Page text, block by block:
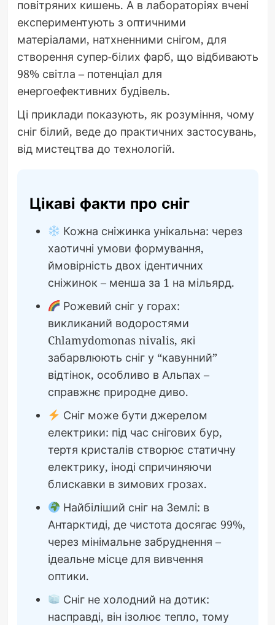
повітряних кишень. А в лабораторіях вчені
експериментують з оптичними
матеріалами, натхненними снігом, для
створення супер-білих фарб, що відбивають
98% світла – потенціал для
енергоефективних будівель.
Ці приклади показують, як розуміння, чому
сніг білий, веде до практичних застосувань,
від мистецтва до технологій.
Цікаві факти про сніг
Кожна сніжинка унікальна: через
хаотичні умови формування,
ймовірність двох ідентичних
сніжинок – менша за 1 на мільярд.
Рожевий сніг у горах:
викликаний водоростями
Chlamydomonas nivalis, які
забарвлюють сніг у “кавунний”
відтінок, особливо в Альпах –
справжнє природне диво.
Сніг може бути джерелом
електрики: під час снігових бур,
тертя кристалів створює статичну
електрику, іноді спричиняючи
блискавки в зимових грозах.
Найбіліший сніг на Землі: в
Антарктиді, де чистота досягає 99%,
через мінімальне забруднення –
ідеальне місце для вивчення
оптики.
Сніг не холодний на дотик:
насправді, він ізолює тепло, тому